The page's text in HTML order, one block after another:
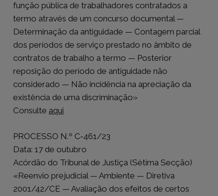
função pública de trabalhadores contratados a
termo através de um concurso documental —
Determinação da antiguidade — Contagem parcial
dos períodos de serviço prestado no âmbito de
contratos de trabalho a termo — Posterior
reposição do período de antiguidade não
considerado — Não incidência na apreciação da
existência de uma discriminação»
Consulte aqui
PROCESSO N.º C‑461/23
Data: 17 de outubro
Acórdão do Tribunal de Justiça (Sétima Secção)
«Reenvio prejudicial — Ambiente — Diretiva
2001/42/CE — Avaliação dos efeitos de certos